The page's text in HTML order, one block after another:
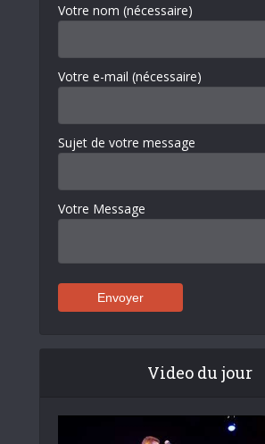
Votre nom (nécessaire)
Votre e-mail (nécessaire)
Sujet de votre message
Votre Message
Video du jour